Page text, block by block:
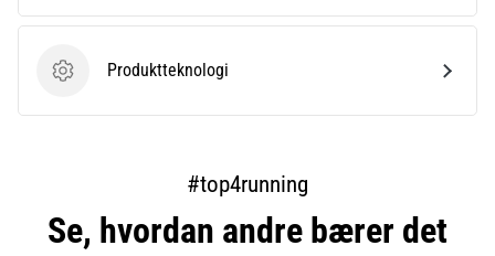
Produktteknologi
Produktteknologi
#top4running
Se, hvordan andre bærer det